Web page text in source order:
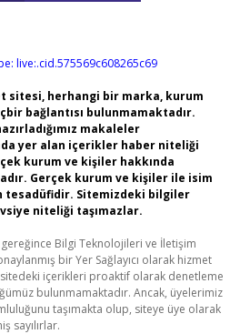
live:.cid.575569c608265c69
sitesi, herhangi bir marka, kurum
bağlantısı bulunmamaktadır.
makaleler
yer alan içerikler haber niteliği
kurum ve kişiler hakkında
Gerçek kurum ve kişiler ile isim
tesadüfidir. Sitemizdeki bilgiler
niteliği taşımazlar.
gereğince Bilgi Teknolojileri ve İletişim
bir Yer Sağlayıcı olarak hizmet
içerikleri proaktif olarak denetleme
bulunmamaktadır. Ancak, üyelerimiz
taşımakta olup, siteye üye olarak
sayılırlar.